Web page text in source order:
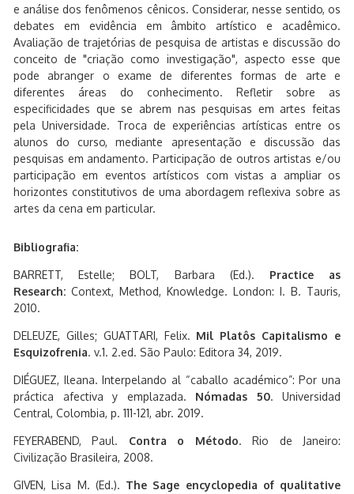
e análise dos fenômenos cênicos. Considerar, nesse sentido, os
debates em evidência em âmbito artístico e acadêmico.
Avaliação de trajetórias de pesquisa de artistas e discussão do
conceito de "criação como investigação", aspecto esse que
pode abranger o exame de diferentes formas de arte e
diferentes áreas do conhecimento. Refletir sobre as
especificidades que se abrem nas pesquisas em artes feitas
pela Universidade. Troca de experiências artísticas entre os
alunos do curso, mediante apresentação e discussão das
pesquisas em andamento. Participação de outros artistas e/ou
participação em eventos artísticos com vistas a ampliar os
horizontes constitutivos de uma abordagem reflexiva sobre as
artes da cena em particular.
Bibliografia:
BARRETT, Estelle; BOLT, Barbara (Ed.). Practice as
Research: Context, Method, Knowledge. London: I. B. Tauris,
2010.
DELEUZE, Gilles; GUATTARI, Felix. Mil Platôs Capitalismo e
Esquizofrenia. v.1. 2.ed. São Paulo: Editora 34, 2019.
DIÉGUEZ, Ileana. Interpelando al “caballo académico”: Por una
práctica afectiva y emplazada. Nómadas 50. Universidad
Central, Colombia, p. 111-121, abr. 2019.
FEYERABEND, Paul. Contra o Método. Rio de Janeiro:
Civilização Brasileira, 2008.
GIVEN, Lisa M. (Ed.). The Sage encyclopedia of qualitative